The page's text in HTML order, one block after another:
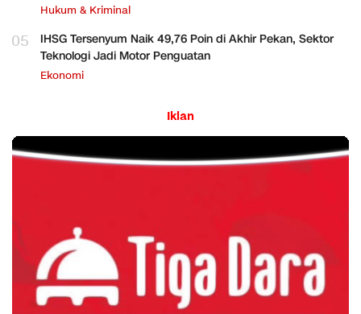
Hukum & Kriminal
05
IHSG Tersenyum Naik 49,76 Poin di Akhir Pekan, Sektor
Teknologi Jadi Motor Penguatan
Ekonomi
Iklan